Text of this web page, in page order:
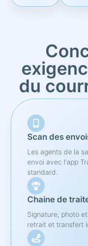
du
Scan des
Les agents de la
envoi avec l'app
standard.
Chaine de
Signature, photo
retrait et transfert